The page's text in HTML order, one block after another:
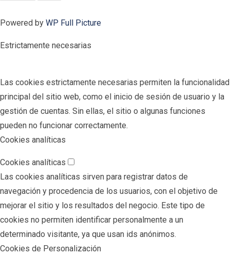
Powered by WP Full Picture
Estrictamente necesarias
Las cookies estrictamente necesarias permiten la funcionalidad
principal del sitio web, como el inicio de sesión de usuario y la
gestión de cuentas. Sin ellas, el sitio o algunas funciones
pueden no funcionar correctamente.
Cookies analíticas
Cookies analíticas
Las cookies analíticas sirven para registrar datos de
navegación y procedencia de los usuarios, con el objetivo de
mejorar el sitio y los resultados del negocio. Este tipo de
cookies no permiten identificar personalmente a un
determinado visitante, ya que usan ids anónimos.
Cookies de Personalización